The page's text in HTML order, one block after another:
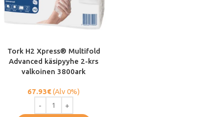
Tork H2 Xpress® Multifold
Advanced käsipyyhe 2-krs
valkoinen 3800ark
67.93€(Alv 0%)